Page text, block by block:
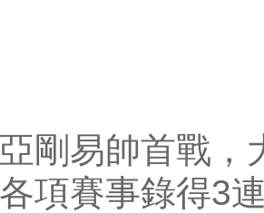
剛易帥首戰
項賽事錄得3